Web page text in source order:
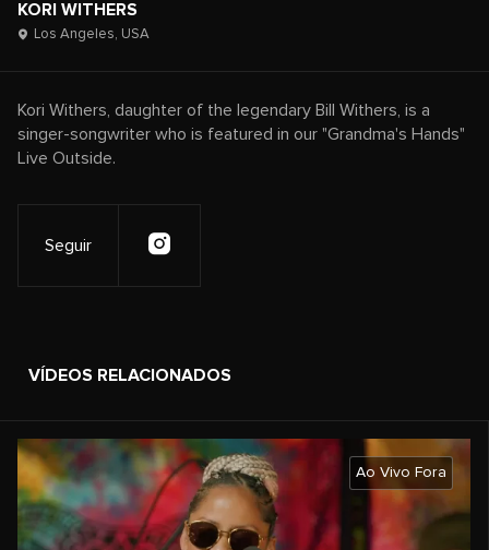
KORI WITHERS
Los Angeles, USA
Kori Withers, daughter of the legendary Bill Withers, is a
singer-songwriter who is featured in our "Grandma's Hands"
Live Outside.
Seguir
VÍDEOS RELACIONADOS
Ao Vivo Fora